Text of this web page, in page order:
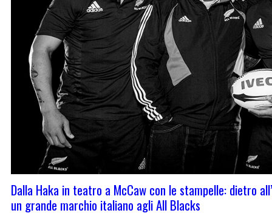
Dalla Haka in teatro a McCaw con le stampelle: dietro
un grande marchio italiano agli All Blacks